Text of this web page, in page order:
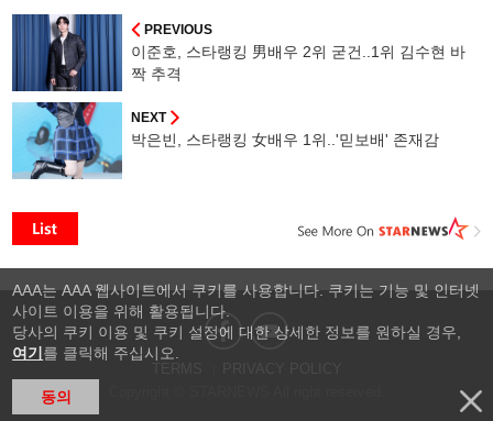
PREVIOUS
이준호, 스타랭킹 男배우 2위 굳건..1위 김수현 바
짝 추격
NEXT
박은빈, 스타랭킹 女배우 1위..'믿보배' 존재감
AAA는 AAA 웹사이트에서 쿠키를 사용합니다. 쿠키는 기능 및 인터넷
사이트 이용을 위해 활용됩니다.
당사의 쿠키 이용 및 쿠키 설정에 대한 상세한 정보를 원하실 경우,
여기 를 클릭해 주십시오.
동의